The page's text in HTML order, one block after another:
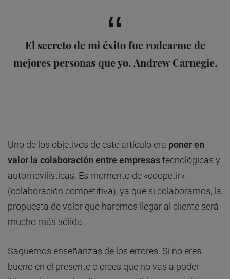
El secreto de mi éxitofue rodearme de
mejores personas que yo.Andrew Carnegie.
Uno de los objetivos de este artículo era poner en
valor la colaboración entre empresastecnológicas y
automovilísticas. Es momento de «coopetir»
(colaboración competitiva), ya que si colaboramos, la
propuesta de valor que haremos llegar al cliente será
mucho más sólida.
Saquemos enseñanzas de los errores. Si no eres
bueno en el presente o crees que no vas a poder